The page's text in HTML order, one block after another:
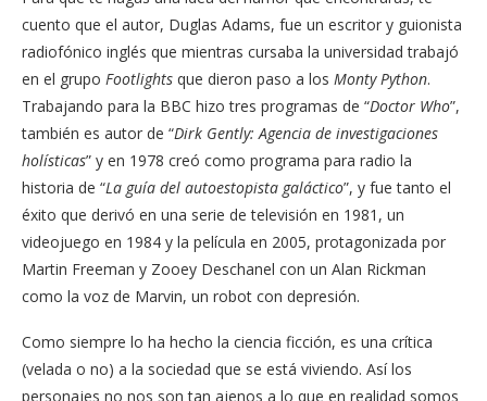
cuento que el autor, Duglas Adams, fue un escritor y guionista
radiofónico inglés que mientras cursaba la universidad trabajó
en el grupo Footlights que dieron paso a los Monty Python.
Trabajando para la BBC hizo tres programas de “Doctor Who”,
también es autor de “Dirk Gently: Agencia de investigaciones
holísticas” y en 1978 creó como programa para radio la
historia de “La guía del autoestopista galáctico”, y fue tanto el
éxito que derivó en una serie de televisión en 1981, un
videojuego en 1984 y la película en 2005, protagonizada por
Martin Freeman y Zooey Deschanel con un Alan Rickman
como la voz de Marvin, un robot con depresión.
Como siempre lo ha hecho la ciencia ficción, es una crítica
(velada o no) a la sociedad que se está viviendo. Así los
personajes no nos son tan ajenos a lo que en realidad somos